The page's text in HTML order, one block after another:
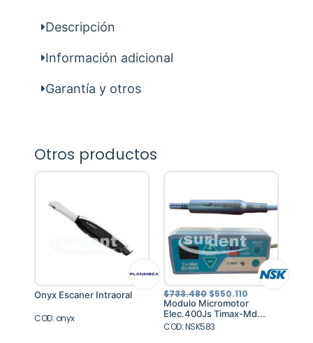
Descripción
Información adicional
Garantía y otros
Otros productos
Onyx Escaner Intraoral
COD: onyx
$733.480 El
precio
original
era:
$733.480.
$550.110
precio
actual
es:
Modulo Micromotor
Elec.400Js Timax-Md...
COD: NSK583